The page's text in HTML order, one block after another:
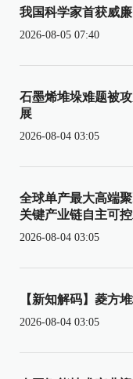
我国科学家首获威
2026-08-05 07:40
石墨烯堆垛难题被
展
2026-08-04 03:05
全球单产最大高端
关键产业链自主可
2026-08-04 03:05
【新知解码】菱方
2026-08-04 03:05